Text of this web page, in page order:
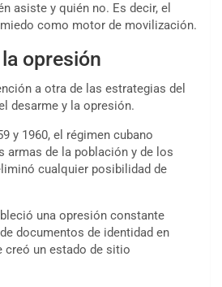
asiste y quién no. Es decir, el
como motor de movilización.
opresión
a otra de las estrategias del
desarme y la opresión.
y 1960, el régimen cubano
armas de la población y de los
cualquier posibilidad de
una opresión constante
documentos de identidad en
creó un estado de sitio